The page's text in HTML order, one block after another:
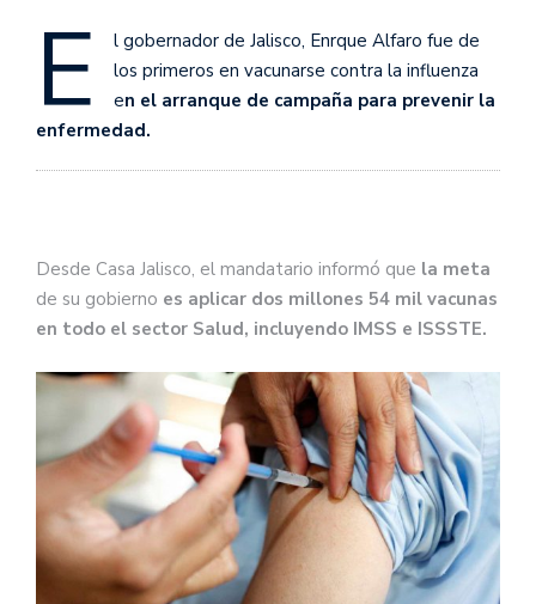
E
l gobernador de Jalisco, Enrque Alfaro fue de
los primeros en vacunarse contra la influenza
en el arranque de campaña para prevenir la
enfermedad.
Desde Casa Jalisco, el mandatario informó que la meta
de su gobierno es aplicar dos millones 54 mil vacunas
en todo el sector Salud, incluyendo IMSS e ISSSTE.